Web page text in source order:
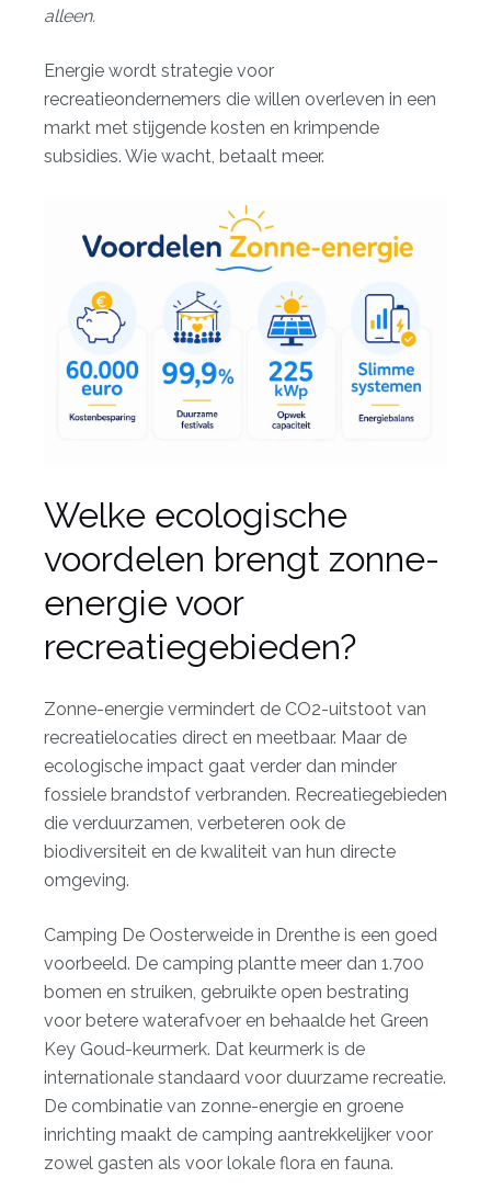
alleen.
Energie wordt strategie voor
recreatieondernemers die willen overleven in een
markt met stijgende kosten en krimpende
subsidies. Wie wacht, betaalt meer.
Welke ecologische
voordelen brengt zonne-
energie voor
recreatiegebieden?
Zonne-energie vermindert de CO2-uitstoot van
recreatielocaties direct en meetbaar. Maar de
ecologische impact gaat verder dan minder
fossiele brandstof verbranden. Recreatiegebieden
die verduurzamen, verbeteren ook de
biodiversiteit en de kwaliteit van hun directe
omgeving.
Camping De Oosterweide in Drenthe is een goed
voorbeeld. De camping plantte meer dan 1.700
bomen en struiken , gebruikte open bestrating
voor betere waterafvoer en behaalde het Green
Key Goud-keurmerk. Dat keurmerk is de
internationale standaard voor duurzame recreatie.
De combinatie van zonne-energie en groene
inrichting maakt de camping aantrekkelijker voor
zowel gasten als voor lokale flora en fauna.